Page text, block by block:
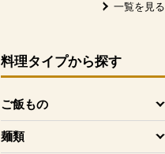
一覧を見る
料理タイプから探す
ご飯もの
を開く
麺類
を開く